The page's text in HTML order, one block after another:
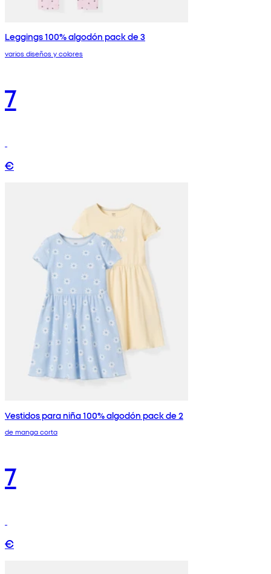
Leggings 100% algodón pack de 3
varios diseños y colores
7
€
Vestidos para niña 100% algodón pack de 2
de manga corta
7
€